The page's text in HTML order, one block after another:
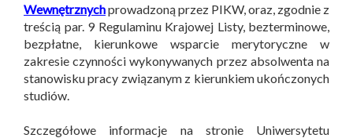
Wewnętrznychprowadzoną przez PIKW, oraz, zgodnie z
treścią par. 9 Regulaminu Krajowej Listy, bezterminowe,
bezpłatne, kierunkowe wsparcie merytoryczne w
zakresie czynności wykonywanych przez absolwenta na
stanowisku pracy związanym z kierunkiem ukończonych
studiów.
Szczegółowe informacje na stronie Uniwersytetu